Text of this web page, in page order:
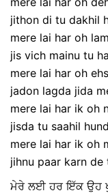
jithon di tu dakhil
mere lai har oh
jis vich mainu tu
mere lai har oh
jadon lagda jida
mere lai har ik oh
jisda tu saahil
mere lai har ik oh
jihnu paar karn de
ਮੇਰੇ ਲਈ ਹਰ ਇੱਕ ਉਹ